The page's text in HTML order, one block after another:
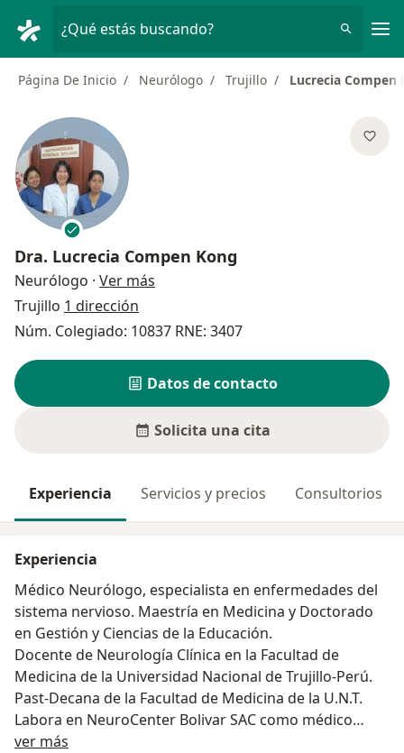
¿Qué estás buscando?
Página De Inicio Neurólogo Trujillo Lucrecia Compen
Dra. Lucrecia Compen Kong
Neurólogo · Ver más
Trujillo 1 dirección
Núm. Colegiado: 10837 RNE: 3407
Datos de contacto
Solicita una cita
Experiencia Servicios y precios Consultorios
Experiencia
Médico Neurólogo, especialista en enfermedades del
sistema nervioso. Maestría en Medicina y Doctorado
en Gestión y Ciencias de la Educación.
Docente de Neurología Clínica en la Facultad de
Medicina de la Universidad Nacional de Trujillo-Perú.
Past-Decana de la Facultad de Medicina de la U.N.T.
Labora en NeuroCenter Bolivar SAC como médico
neurólogo. Se realiza estudios de
ver más